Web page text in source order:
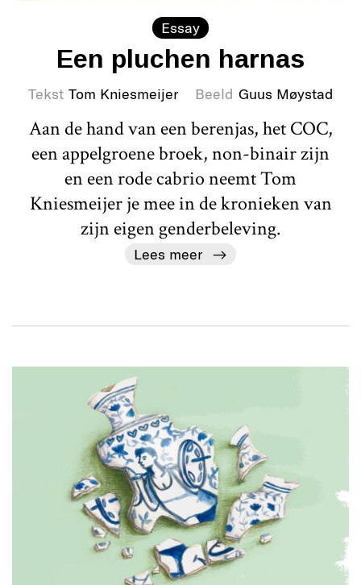
Essay
Een pluchen harnas
Tekst Tom Kniesmeijer Beeld Guus Møystad
Aan de hand van een berenjas, het COC,
een appelgroene broek, non-binair zijn
en een rode cabrio neemt Tom
Kniesmeijer je mee in de kronieken van
zijn eigen genderbeleving.
Lees meer